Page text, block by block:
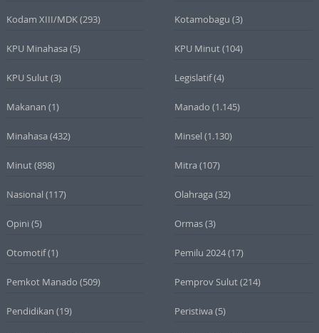
Kodam XIII/MDK(293) Kotamobagu (3)
KPU Minahasa (5) KPU Minut(104)
KPU Sulut(3) Legislatif(4)
Makanan (1) Manado (1.145)
Minahasa (432) Minsel (1.130)
Minut(898) Mitra (107)
Nasional (117) Olahraga (32)
Opini (5) Ormas(3)
Otomotif(1) Pemilu 2024(17)
Pemkot Manado (509) Pemprov Sulut(214)
Pendidikan (19) Peristiwa (5)